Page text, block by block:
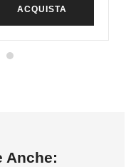
ACQUISTA
Anche: